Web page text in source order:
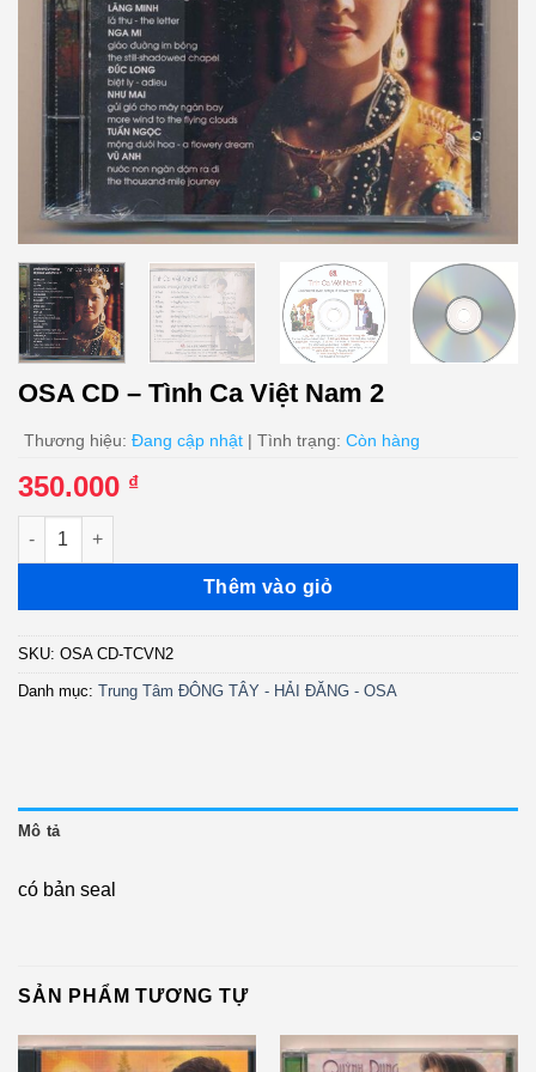
OSA CD – Tình Ca Việt Nam 2
Thương hiệu: Đang cập nhật | Tình trạng: Còn hàng
350.000 ₫
OSA CD - Tình Ca Việt Nam 2 số lượng
Thêm vào giỏ
SKU: OSA CD-TCVN2
Danh mục: Trung Tâm ĐÔNG TÂY - HẢI ĐĂNG - OSA
Mô tả
có bản seal
SẢN PHẨM TƯƠNG TỰ